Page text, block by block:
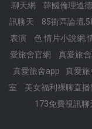
聊天網
韓國倫理道
訊聊天
85街區論壇
表演
色 情片小說網,
愛旅舍官網
真愛旅
真愛旅舍app
真愛旅
室
美女福利裸聊直播
173免費視訊聊